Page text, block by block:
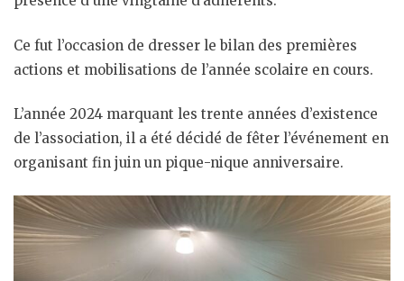
Ce fut l’occasion de dresser le bilan des premières
actions et mobilisations de l’année scolaire en cours.
L’année 2024 marquant les trente années d’existence
de l’association, il a été décidé de fêter l’événement en
organisant fin juin un pique-nique anniversaire.